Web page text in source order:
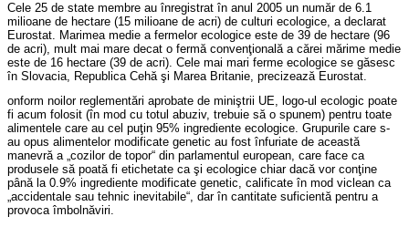
Cele 25 de state membre au înregistrat în anul 2005 un număr de 6.1
milioane de hectare (15 milioane de acri) de culturi ecologice, a declarat
Eurostat. Marimea medie a fermelor ecologice este de 39 de hectare (96
de acri), mult mai mare decat o fermă convenţională a cărei mărime medie
este de 16 hectare (39 de acri). Cele mai mari ferme ecologice se găsesc
în Slovacia, Republica Cehă şi Marea Britanie, precizează Eurostat.
onform noilor reglementări aprobate de miniştrii UE, logo-ul ecologic poate
fi acum folosit (în mod cu totul abuziv, trebuie să o spunem) pentru toate
alimentele care au cel puţin 95% ingrediente ecologice. Grupurile care s-
au opus alimentelor modificate genetic au fost înfuriate de această
manevră a „cozilor de topor“ din parlamentul european, care face ca
produsele să poată fi etichetate ca şi ecologice chiar dacă vor conţine
până la 0.9% ingrediente modificate genetic, calificate în mod viclean ca
„accidentale sau tehnic inevitabile“, dar în cantitate suficientă pentru a
provoca îmbolnăviri.